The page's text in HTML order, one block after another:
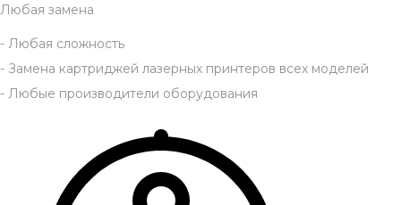
Любая замена
- Любая сложность
- Замена картриджей лазерных принтеров всех моделей
- Любые производители оборудования